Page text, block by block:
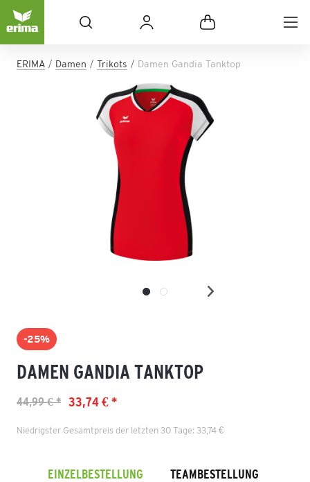
ERIMA Damen Trikots Damen Gandia Tanktop
-25%
DAMEN GANDIA TANKTOP
33,74 € *
44,99 € *
Niedrigster Gesamtpreis der letzten 30 Tage: 33,74 €
EINZELBESTELLUNG TEAMBESTELLUNG